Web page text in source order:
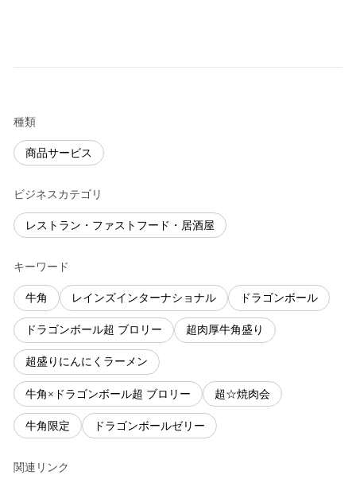
種類
商品サービス
ビジネスカテゴリ
レストラン・ファストフード・居酒屋
キーワード
牛角 レインズインターナショナル ドラゴンボール
ドラゴンボール超 ブロリー 超肉厚牛角盛り
超盛りにんにくラーメン
牛角×ドラゴンボール超 ブロリー 超☆焼肉会
牛角限定 ドラゴンボールゼリー
関連リンク